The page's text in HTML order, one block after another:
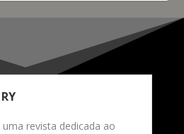
revista dedicada ao